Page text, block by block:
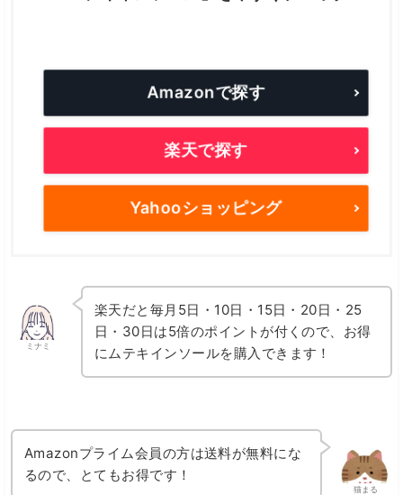
Amazonで探す
楽天で探す
Yahooショッピング
ミナミ
楽天だと毎月5日・10日・15日・20日・25
日・30日は5倍のポイントが付くので、お得
にムテキインソールを購入できます！
猫まる
Amazonプライム会員の方は送料が無料にな
るので、とてもお得です！